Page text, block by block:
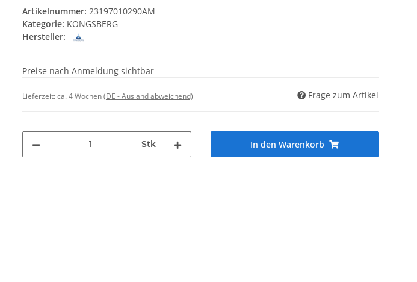
Artikelnummer: 23197010290AM
Kategorie: KONGSBERG
Hersteller:
Preise nach Anmeldung sichtbar
Lieferzeit:ca. 4 Wochen(DE - Ausland abweichend) Frage zum Artikel
Stk In den Warenkorb